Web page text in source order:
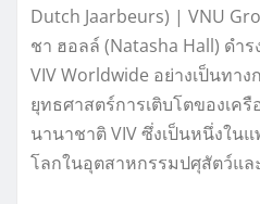
Dutch Jaarbeurs) | VNU
ชา ฮอลล์ (Natasha Hall) ดำ
VIV Worldwide อย่างเป็นทา
ยุทธศาสตร์การเติบโตของเค
นานาชาติ VIV ซึ่งเป็นหนึ่งใน
โลกในอุตสาหกรรมปศุสัตว์แล